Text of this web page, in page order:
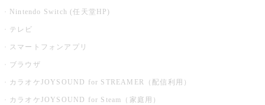
Nintendo Switch (任天堂HP)
テレビ
スマートフォンアプリ
ブラウザ
カラオケJOYSOUND for STREAMER（配信利用）
カラオケJOYSOUND for Steam（家庭用）